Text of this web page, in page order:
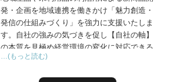
発・企画を地域連携を働きかけ「魅力創造・
発信の仕組みづくり」を強力に支援いたしま
す。自社の強みの気づきを促し【自社の軸】
の本質を見極め経営環境の変化に対応できる
ブレない食の高付加価値化を目指します。
…(もっと読む)